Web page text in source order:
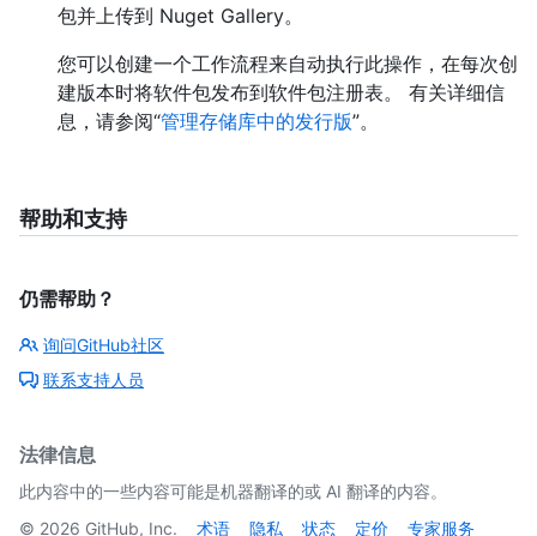
包并上传到 Nuget Gallery。
您可以创建一个工作流程来自动执行此操作，在每次创
建版本时将软件包发布到软件包注册表。 有关详细信
息，请参阅“管理存储库中的发行版”。
帮助和支持
仍需帮助？
询问GitHub社区
联系支持人员
法律信息
此内容中的一些内容可能是机器翻译的或 AI 翻译的内容。
© 2026 GitHub, Inc. 术语 隐私 状态 定价 专家服务